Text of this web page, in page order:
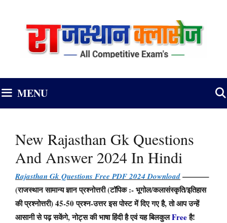
MENU
New Rajasthan Gk Questions
And Answer 2024 In Hindi
Rajasthan Gk Questions Free PDF 2024 Download———–
(राजस्थान सामान्य ज्ञान प्रश्नोत्तरी (टॉपिक :-भूगोल/कलासंस्कृति/इतिहास
की प्रश्नोत्तरी) 45-50 प्रश्न-उत्तर इस पोस्ट में दिए गए है, तो आप उन्हें
आसानी से पढ़ सकेंगे, नोट्स की भाषा हिंदी है एवं यह बिलकुलFreeहै!